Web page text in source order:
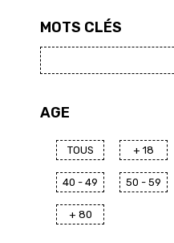
MOTS CLÉS
AGE
TOUS + 18
40 - 49 50 - 59
+ 80